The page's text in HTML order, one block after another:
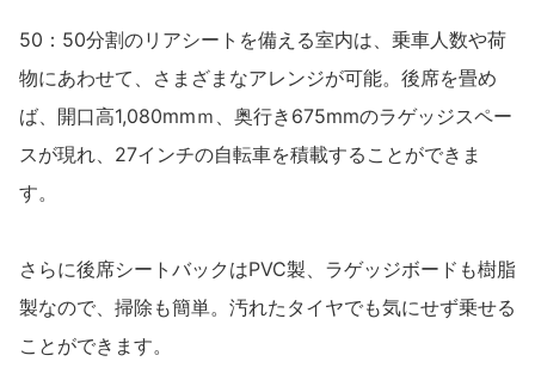
50：50分割のリアシートを備える室内は、乗車人数や荷
物にあわせて、さまざまなアレンジが可能。後席を畳め
ば、開口高1,080mmｍ、奥行き675mmのラゲッジスペー
スが現れ、27インチの自転車を積載することができま
す。
さらに後席シートバックはPVC製、ラゲッジボードも樹脂
製なので、掃除も簡単。汚れたタイヤでも気にせず乗せる
ことができます。